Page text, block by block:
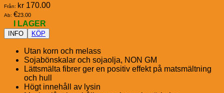
Från: kr 170.00
Ab: €23.00
I LAGER
INFO KÖP
Utan korn och melass
Sojabönskalar och sojaolja, NON GM
Lättsmälta fibrer ger en positiv effekt på matsmältning
och hull
Högt innehåll av lysin